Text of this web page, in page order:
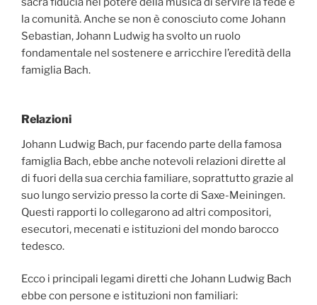
la comunità. Anche se non è conosciuto come Johann
Sebastian, Johann Ludwig ha svolto un ruolo
fondamentale nel sostenere e arricchire l’eredità della
famiglia Bach.
Relazioni
Johann Ludwig Bach, pur facendo parte della famosa
famiglia Bach, ebbe anche notevoli relazioni dirette al
di fuori della sua cerchia familiare, soprattutto grazie al
suo lungo servizio presso la corte di Saxe-Meiningen.
Questi rapporti lo collegarono ad altri compositori,
esecutori, mecenati e istituzioni del mondo barocco
tedesco.
Ecco i principali legami diretti che Johann Ludwig Bach
ebbe con persone e istituzioni non familiari: